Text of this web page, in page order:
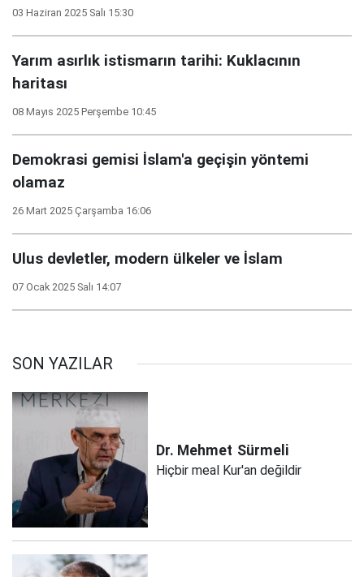
03 Haziran 2025 Salı 15:30
Yarım asırlık istismarın tarihi: Kuklacının
haritası
08 Mayıs 2025 Perşembe 10:45
Demokrasi gemisi İslam'a geçişin yöntemi
olamaz
26 Mart 2025 Çarşamba 16:06
Ulus devletler, modern ülkeler ve İslam
07 Ocak 2025 Salı 14:07
SON YAZILAR
Dr. Mehmet Sürmeli
Hiçbir meal Kur'an değildir